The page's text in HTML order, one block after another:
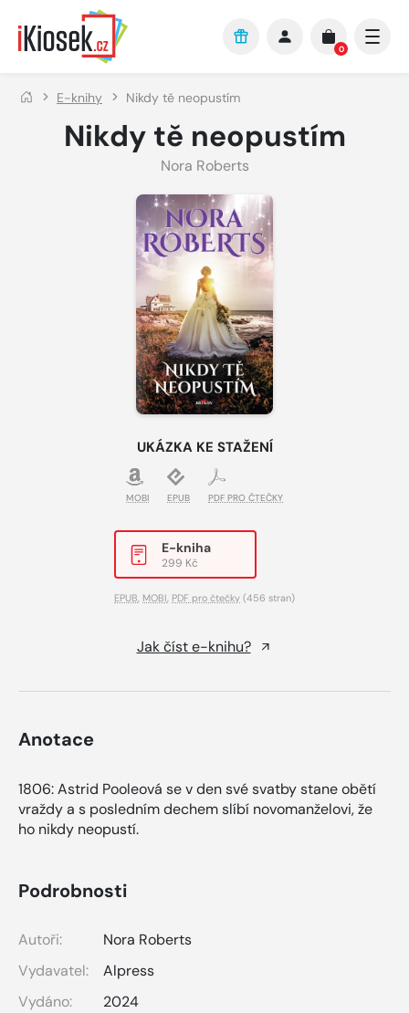
Přejít na hlavní obsah
0
E-knihy Nikdy tě neopustím
Nikdy tě neopustím
Nora Roberts
UKÁZKA KE STAŽENÍ
MOBI EPUB PDF PRO ČTEČKY
E-kniha
299 Kč
EPUB, MOBI, PDF pro čtečky (456 stran)
Jak číst e-knihu?
Anotace
1806: Astrid Pooleová se v den své svatby stane obětí
vraždy a s posledním dechem slíbí novomanželovi, že
ho nikdy neopustí.
Podrobnosti
Autoři:
Nora Roberts
Vydavatel:
Alpress
Vydáno:
2024